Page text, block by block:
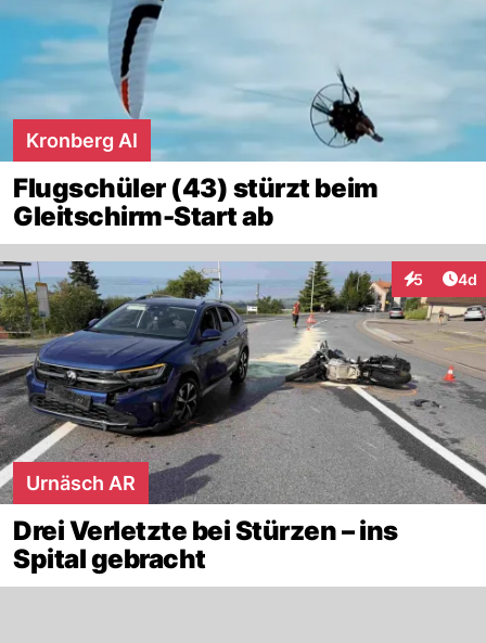
Kronberg AI
Flugschüler (43) stürzt beim
Gleitschirm-Start ab
5 4d
Urnäsch AR
Drei Verletzte bei Stürzen – ins
Spital gebracht